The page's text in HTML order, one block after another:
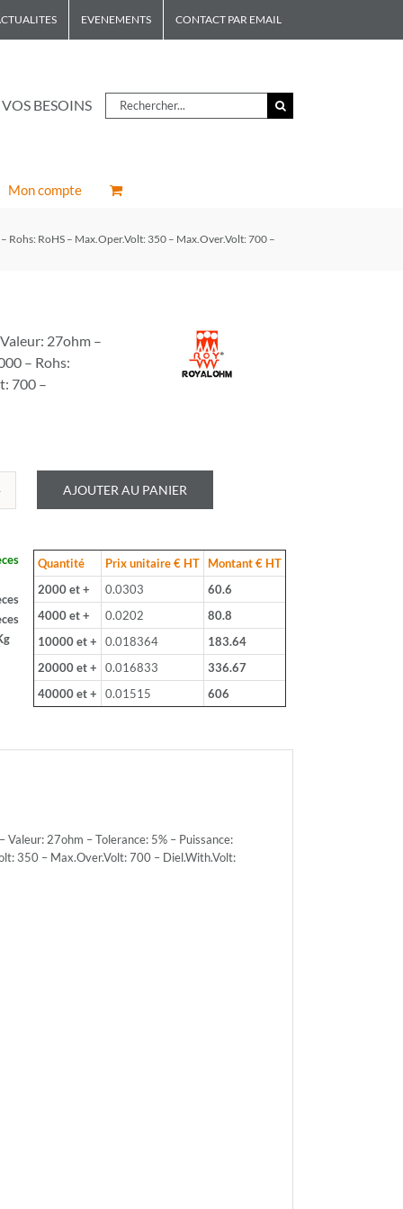
EVENEMENTS CONTACT PAR EMAIL
BESOINS Rechercher
Mon compte
Rohs: RoHS – Max.Oper.Volt: 350 – Max.Over.Volt: 700 –
27ohm –
– Rohs:
700 –
AJOUTER AU PANIER
Quantité Prix unitaire € HT
Montant € HT
2000 et +
0.0303
60.6
4000 et +
0.0202
80.8
10000 et +
0.018364
183.64
20000 et +
0.016833
336.67
40000 et +
0.01515 606
Valeur: 27ohm – Tolerance: 5% – Puissance:
350 – Max.Over.Volt: 700 – Diel.With.Volt: